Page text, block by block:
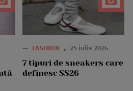
— FASHION 25 iulie 2026
7 tipuri de sneakers care
definesc SS26